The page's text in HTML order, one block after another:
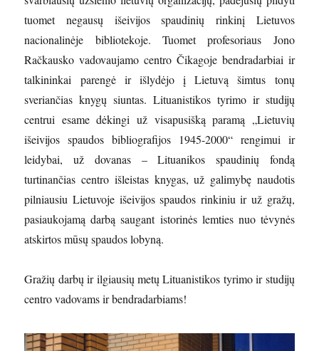
tuomet negausų išeivijos spaudinių rinkinį Lietuvos
nacionalinėje bibliotekoje. Tuomet profesoriaus Jono
Račkausko vadovaujamo centro Čikagoje bendradarbiai ir
talkininkai parengė ir išlydėjo į Lietuvą šimtus tonų
sveriančias knygų siuntas. Lituanistikos tyrimo ir studijų
centrui esame dėkingi už visapusišką paramą „Lietuvių
išeivijos spaudos bibliografijos 1945-2000“ rengimui ir
leidybai, už dovanas – Lituanikos spaudinių fondą
turtinančias centro išleistas knygas, už galimybę naudotis
pilniausiu Lietuvoje išeivijos spaudos rinkiniu ir už gražų,
pasiaukojamą darbą saugant istorinės lemties nuo tėvynės
atskirtos mūsų spaudos lobyną.
Gražių darbų ir ilgiausių metų Lituanistikos tyrimo ir studijų
centro vadovams ir bendradarbiams!